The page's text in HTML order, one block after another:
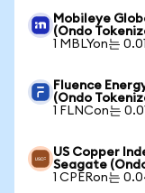
Mobileye
(Ondo
1 MBLYon는
Fluence
(Ondo
1 FLNCon는
US Copper
Seagate
1 CPERon는